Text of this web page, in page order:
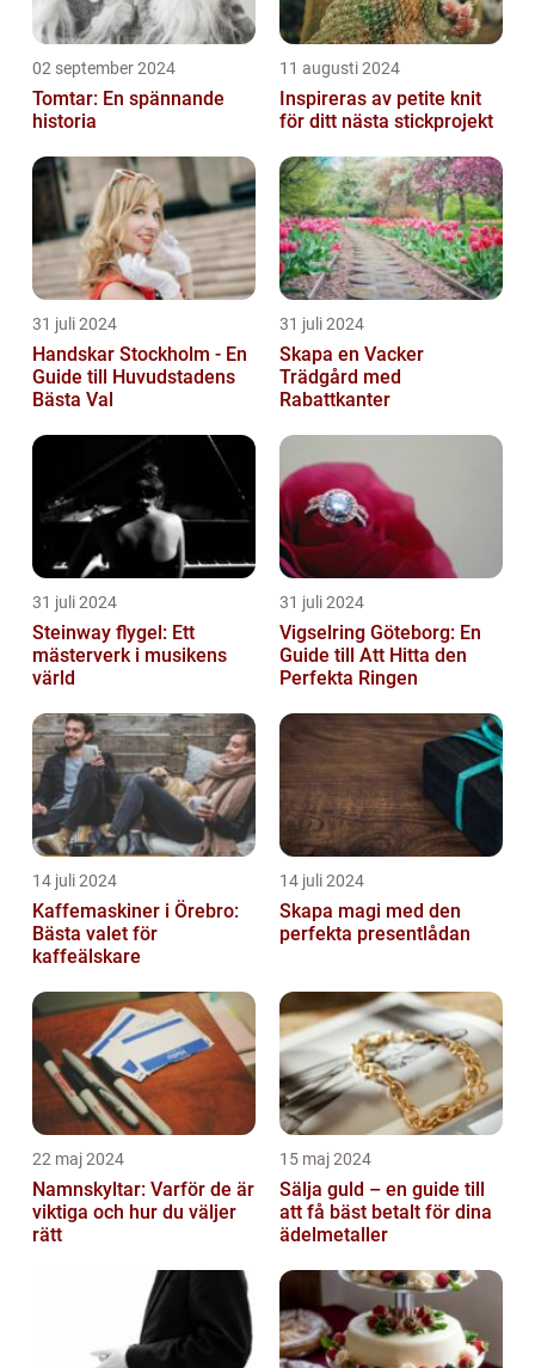
02 september 2024
Tomtar: En spännande
historia
11 augusti 2024
Inspireras av petite knit
för ditt nästa stickprojekt
31 juli 2024
Handskar Stockholm - En
Guide till Huvudstadens
Bästa Val
31 juli 2024
Skapa en Vacker
Trädgård med
Rabattkanter
31 juli 2024
Steinway flygel: Ett
mästerverk i musikens
värld
31 juli 2024
Vigselring Göteborg: En
Guide till Att Hitta den
Perfekta Ringen
14 juli 2024
Kaffemaskiner i Örebro:
Bästa valet för
kaffeälskare
14 juli 2024
Skapa magi med den
perfekta presentlådan
22 maj 2024
Namnskyltar: Varför de är
viktiga och hur du väljer
rätt
15 maj 2024
Sälja guld – en guide till
att få bäst betalt för dina
ädelmetaller